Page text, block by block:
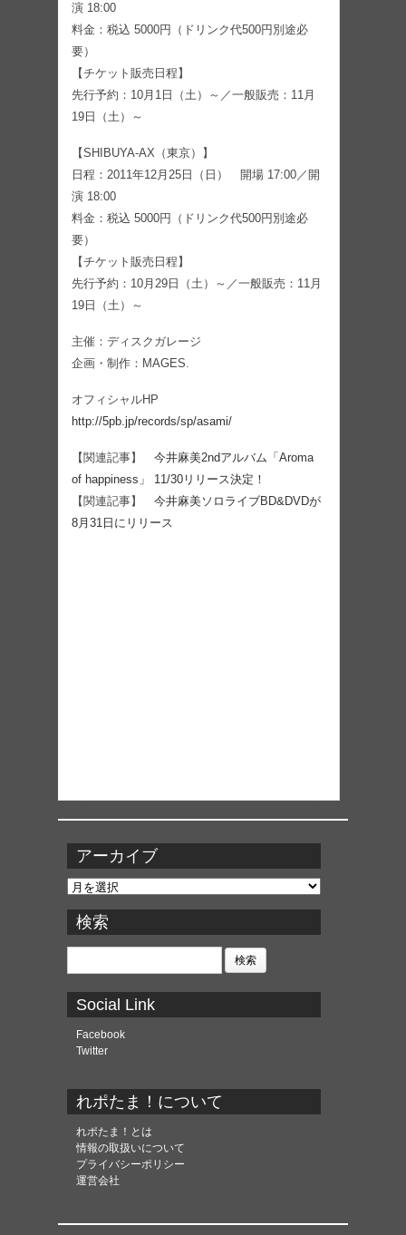
演 18:00
料金：税込 5000円（ドリンク代500円別途必
要）
【チケット販売日程】
先行予約：10月1日（土）～／一般販売：11月
19日（土）～
【SHIBUYA-AX（東京）】
日程：2011年12月25日（日） 開場 17:00／開
演 18:00
料金：税込 5000円（ドリンク代500円別途必
要）
【チケット販売日程】
先行予約：10月29日（土）～／一般販売：11月
19日（土）～
主催：ディスクガレージ
企画・制作：MAGES.
オフィシャルHP
http://5pb.jp/records/sp/asami/
【関連記事】 今井麻美2ndアルバム「Aroma
of happiness」 11/30リリース決定！
【関連記事】 今井麻美ソロライブBD&DVDが
8月31日にリリース
アーカイブ
ア
カ
イ
ブ
検索
検
Social Link
Facebook
Twitter
れポたま！について
れポたま！とは
情報の取扱いについて
プライバシーポリシー
運営会社